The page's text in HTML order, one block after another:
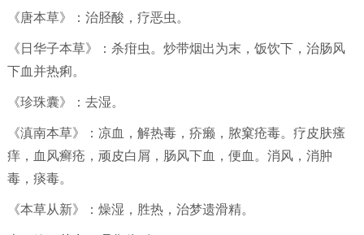
《唐本草》：治胫酸，疗恶虫。
《日华子本草》：杀疳虫。炒带烟出为末，饭饮下，治肠风
下血并热痢。
《珍珠囊》：去湿。
《滇南本草》：凉血，解热毒，疥癞，脓窠疮毒。疗皮肤瘙
痒，血风癣疮，顽皮白屑，肠风下血，便血。消风，消肿
毒，痰毒。
《本草从新》：燥湿，胜热，治梦遗滑精。